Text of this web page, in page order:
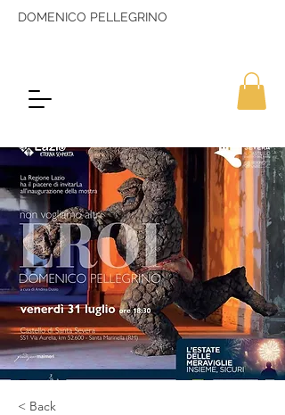
DOMENICO PELLEGRINO
< Back